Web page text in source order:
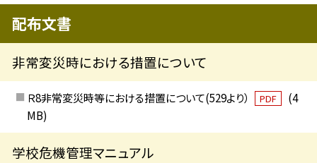
配布文書
非常変災時における措置について
Ｒ8非常変災時等における措置について(529より） PDF
(4
MB)
学校危機管理マニュアル